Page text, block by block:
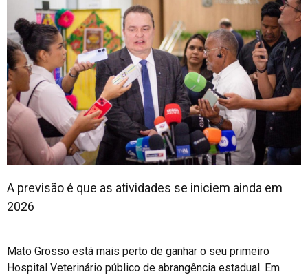
Contato
A previsão é que as atividades se iniciem ainda em
2026
Mato Grosso está mais perto de ganhar o seu primeiro
Hospital Veterinário público de abrangência estadual. Em